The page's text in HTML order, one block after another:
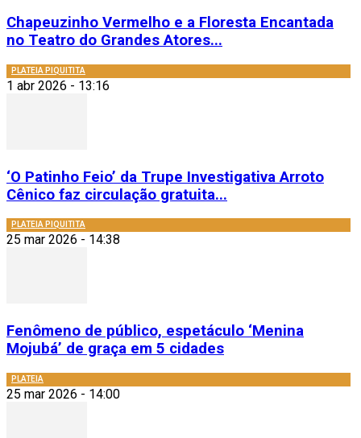
Chapeuzinho Vermelho e a Floresta Encantada
no Teatro do Grandes Atores...
PLATEIA PIQUITITA
1 abr 2026 - 13:16
‘O Patinho Feio’ da Trupe Investigativa Arroto
Cênico faz circulação gratuita...
PLATEIA PIQUITITA
25 mar 2026 - 14:38
Fenômeno de público, espetáculo ‘Menina
Mojubá’ de graça em 5 cidades
PLATEIA
25 mar 2026 - 14:00